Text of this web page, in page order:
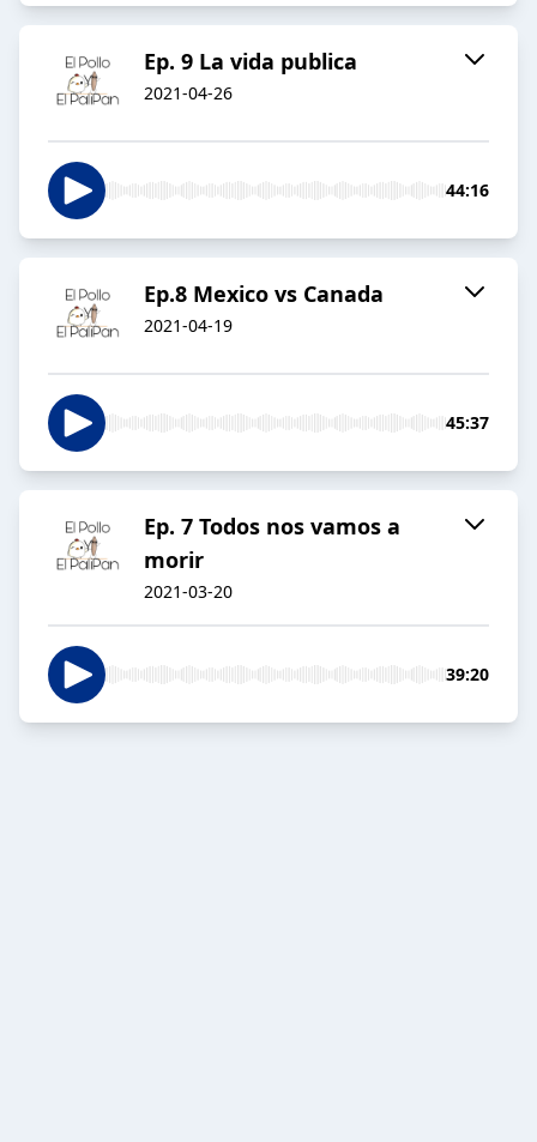
Ep. 9 La vida publica
2021-04-26
44:16
Ep.8 Mexico vs Canada
2021-04-19
45:37
Ep. 7 Todos nos vamos a
morir
2021-03-20
39:20